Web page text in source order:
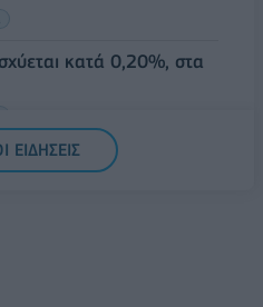
κατά 0,20%, στα
ΕΙΔΗΣΕΙΣ